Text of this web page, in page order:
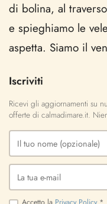
di bolina, al
e spieghiamo le
aspetta. Siamo il
Iscriviti
Ricevi gli aggiornamenti su
offerte di calmadimare.it.